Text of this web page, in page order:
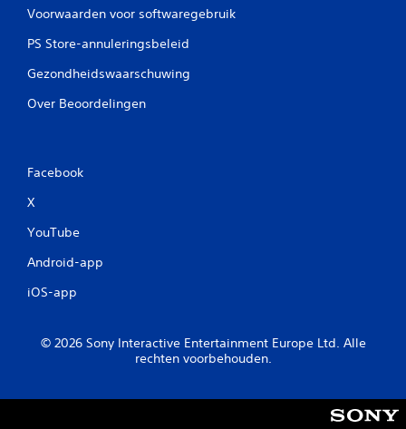
Voorwaarden voor softwaregebruik
PS Store-annuleringsbeleid
Gezondheidswaarschuwing
Over Beoordelingen
Facebook
X
YouTube
Android-app
iOS-app
© 2026 Sony Interactive Entertainment Europe Ltd. Alle
rechten voorbehouden.